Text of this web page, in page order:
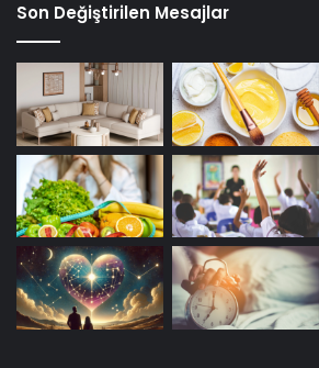
Son Değiştirilen Mesajlar